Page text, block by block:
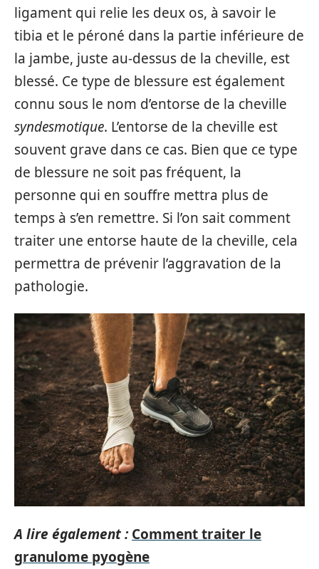
ligament qui relie les deux os, à savoir le
tibia et le péroné dans la partie inférieure de
la jambe, juste au-dessus de la cheville, est
blessé. Ce type de blessure est également
connu sous le nom d’entorse de la cheville
syndesmotique. L’entorse de la cheville est
souvent grave dans ce cas. Bien que ce type
de blessure ne soit pas fréquent, la
personne qui en souffre mettra plus de
temps à s’en remettre. Si l’on sait comment
traiter une entorse haute de la cheville, cela
permettra de prévenir l’aggravation de la
pathologie.
A lire également : Comment traiter le
granulome pyogène